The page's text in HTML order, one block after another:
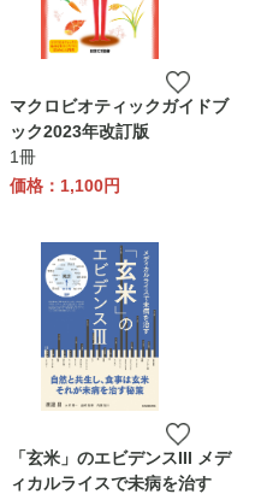
マクロビオティックガイドブ
ック2023年改訂版
1冊
価格：1,100円
「玄米」のエビデンスIII メデ
ィカルライスで未病を治す